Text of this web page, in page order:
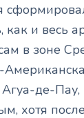
как и весь
в зоне
де-Пау,
хотя